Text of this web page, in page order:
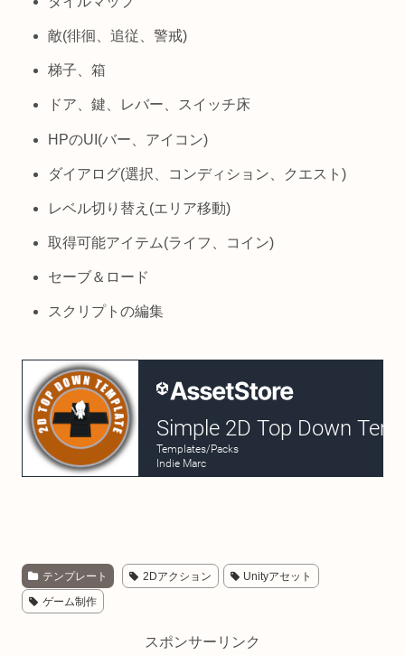
敵(徘徊、追従、警戒)
梯子、箱
ドア、鍵、レバー、スイッチ床
HPのUI(バー、アイコン)
ダイアログ(選択、コンディション、クエスト)
レベル切り替え(エリア移動)
取得可能アイテム(ライフ、コイン)
セーブ＆ロード
スクリプトの編集
テンプレート 2Dアクション Unityアセット
ゲーム制作
スポンサーリンク